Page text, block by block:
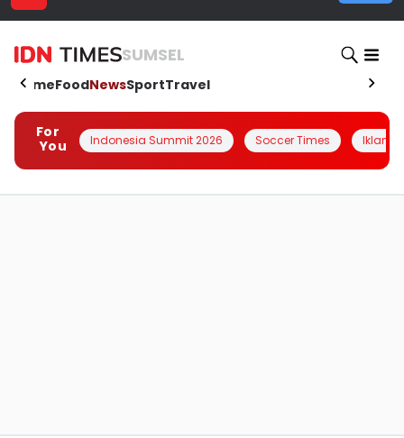
SUMSEL
HomeFoodNewsSportTravel
For
You
Indonesia Summit 2026 Soccer Times Iklanin